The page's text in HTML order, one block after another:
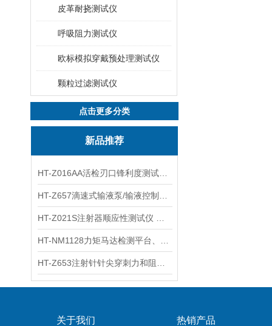
皮革耐挠测试仪
呼吸阻力测试仪
欧标模拟穿戴预处理测试仪
颗粒过滤测试仪
点击更多分类
新品推荐
关于我们 热销产品